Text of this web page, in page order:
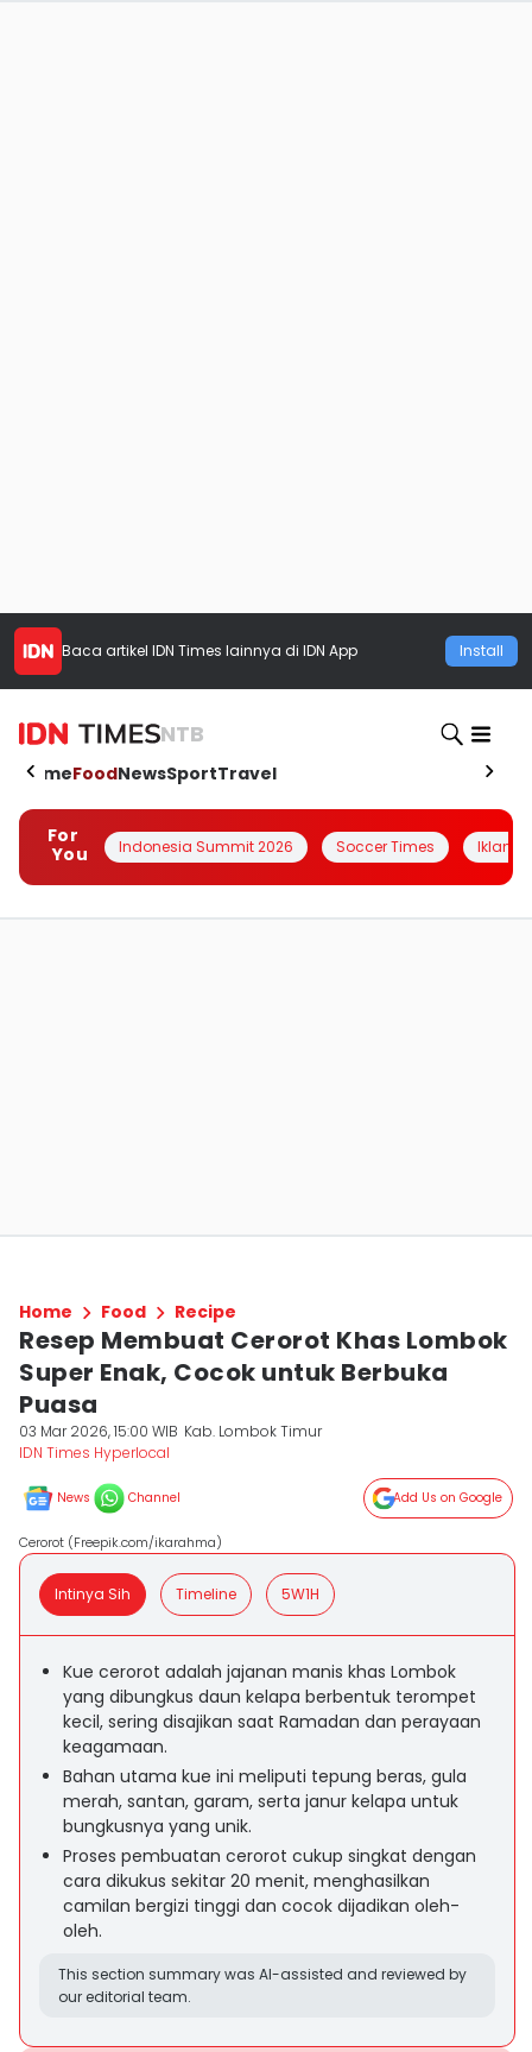
Baca artikel IDN Times lainnya di IDN App Install
NTB
HomeFoodNewsSportTravel
For
You
Indonesia Summit 2026 Soccer Times Iklanin
Home Food Recipe
Resep Membuat Cerorot Khas Lombok
Super Enak, Cocok untuk Berbuka
Puasa
03 Mar 2026, 15:00 WIB Kab. Lombok Timur
IDN Times Hyperlocal
News Channel Add Us on Google
Cerorot (Freepik.com/ikarahma)
Intinya Sih Timeline 5W1H
Kue cerorot adalah jajanan manis khas Lombok
yang dibungkus daun kelapa berbentuk terompet
kecil, sering disajikan saat Ramadan dan perayaan
keagamaan.
Bahan utama kue ini meliputi tepung beras, gula
merah, santan, garam, serta janur kelapa untuk
bungkusnya yang unik.
Proses pembuatan cerorot cukup singkat dengan
cara dikukus sekitar 20 menit, menghasilkan
camilan bergizi tinggi dan cocok dijadikan oleh-
oleh.
This section summary was AI-assisted and reviewed by
our editorial team.